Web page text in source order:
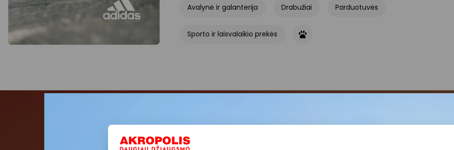
Avalynė ir galanterija Drabužiai Parduotuvės
Sporto ir laisvalaikio prekės
Prisijunkite prie mūsų